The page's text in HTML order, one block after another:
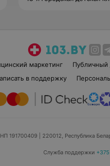
маркетинг Публичный
в поддержку
191700409 | 220012, Республика
Служба поддержки